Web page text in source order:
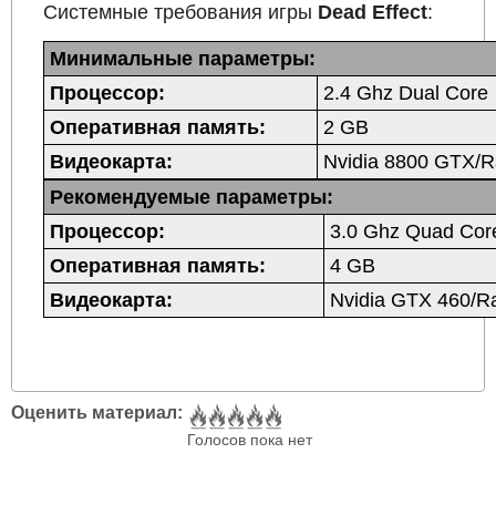
Системные требования игры Dead Effect:
Минимальные параметры:
Процессор:
2.4 Ghz Dual Core
Оперативная память:
2 GB
Видеокарта:
Nvidia 8800 GTX/
Рекомендуемые параметры:
Процессор:
3.0 Ghz Quad
Оперативная память:
4 GB
Видеокарта:
Nvidia GTX 460/
Оценить материал:
Голосов пока нет